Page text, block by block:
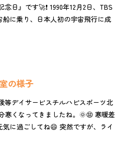
』です🚀❗️ 1990年12月2日、TBS
に乗り、日本人初の宇宙飛行に成
の様子
等デイサービスチルハピスポーツ北
寒くなってきましたね。🌞😨 寒暖差
に過ごしてね😄 突然ですが、ライ